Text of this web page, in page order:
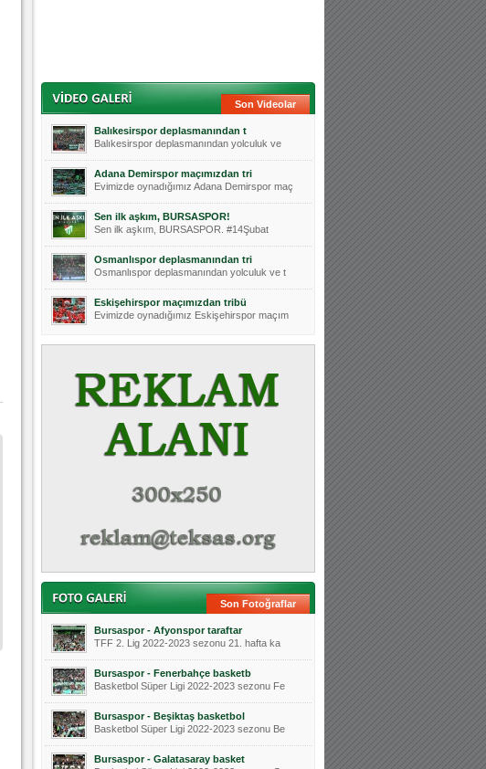
Son Videolar
Balıkesirspor deplasmanından t
Balıkesirspor deplasmanından yolculuk ve
Adana Demirspor maçımızdan tri
Evimizde oynadığımız Adana Demirspor maç
Sen ilk aşkım, BURSASPOR!
Sen ilk aşkım, BURSASPOR. #14Şubat
Osmanlıspor deplasmanından tri
Osmanlıspor deplasmanından yolculuk ve t
Eskişehirspor maçımızdan tribü
Evimizde oynadığımız Eskişehirspor maçım
Son Fotoğraflar
Bursaspor - Afyonspor taraftar
TFF 2. Lig 2022-2023 sezonu 21. hafta ka
Bursaspor - Fenerbahçe basketb
Basketbol Süper Ligi 2022-2023 sezonu Fe
Bursaspor - Beşiktaş basketbol
Basketbol Süper Ligi 2022-2023 sezonu Be
Bursaspor - Galatasaray basket